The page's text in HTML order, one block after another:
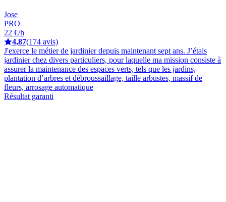
Jose
PRO
22 €/h
4,87(174 avis)
J'exerce le métier de jardinier depuis maintenant sept ans. J’étais
jardinier chez divers particuliers, pour laquelle ma mission consiste à
assurer la maintenance des espaces verts, tels que les jardins,
plantation d’arbres et débroussaillage, taille arbustes, massif de
fleurs, arrosage automatique
Résultat garanti